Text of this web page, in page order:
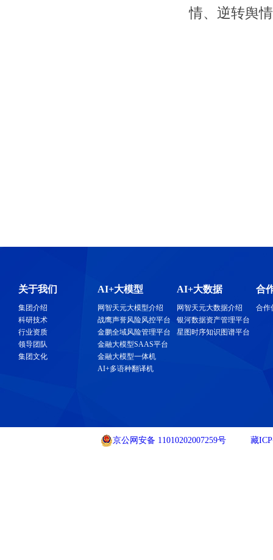
情、逆转舆
关于我们
集团介绍
科研技术
行业资质
领导团队
集团文化
AI+大模型
网智天元大模型介绍
战鹰声誉风险风控平台
金鹏全域风险管理平台
金融大模型SAAS平台
金融大模型一体机
AI+多语种翻译机
AI+大数据
网智天元大数据介绍
银河数据资产管理平台
星图时序知识图谱平台
合
合作
京公网安备 11010202007259号 藏